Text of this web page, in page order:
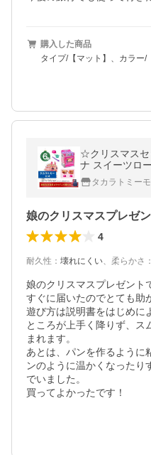
購入した商品
タイプ/【マット】、カラー/
☆クリスマスセ
ナ スイーツロ
タカラトミー
4
耐久性 ： 壊れにくい、 柔らかさ ：
娘のクリスマスプレゼント
すぐに届いたのでとても助
遊び方は説明書をはじめに
ところが上手く降りず、ス
まれます。
あとは、パンを作るように
ンのように温かくなったり
でいました。
買ってよかったです！